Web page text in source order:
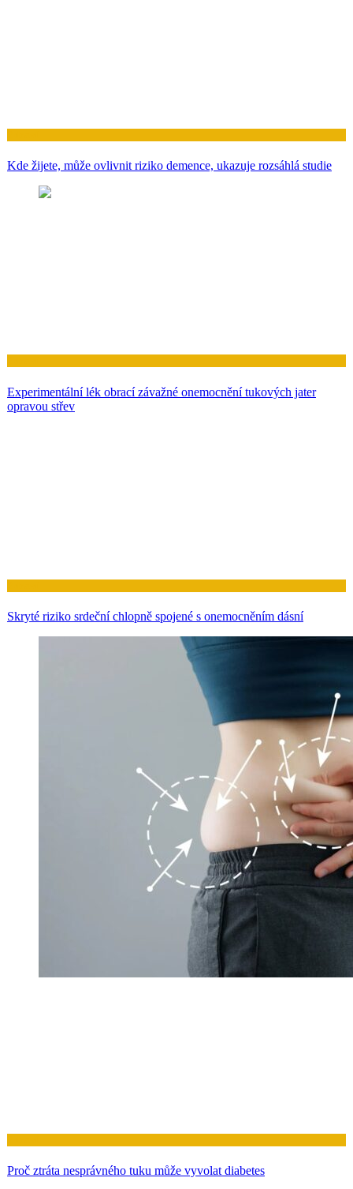
Kde žijete, může ovlivnit riziko demence, ukazuje rozsáhlá studie
Experimentální lék obrací závažné onemocnění tukových jater
opravou střev
Skryté riziko srdeční chlopně spojené s onemocněním dásní
Proč ztráta nesprávného tuku může vyvolat diabetes